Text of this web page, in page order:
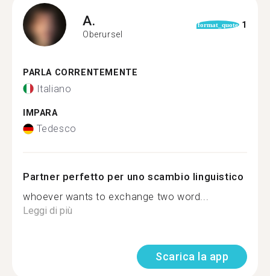
A.
Oberursel
format_quote 1
PARLA CORRENTEMENTE
Italiano
IMPARA
Tedesco
Partner perfetto per uno scambio linguistico
whoever wants to exchange two word...
Leggi di più
Scarica la app